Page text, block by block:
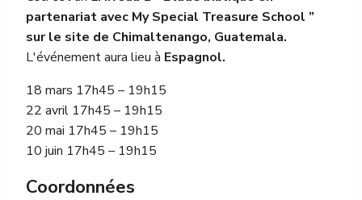
partenariat avec My Special Treasure School ”
sur le site de Chimaltenango, Guatemala.
L'événement aura lieu à Espagnol.
18 mars 17h45 – 19h15
22 avril 17h45 – 19h15
20 mai 17h45 – 19h15
10 juin 17h45 – 19h15
Coordonnées